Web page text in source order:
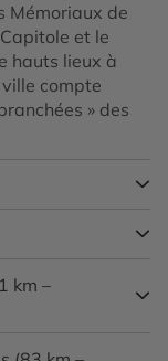
Mémoriaux de
et le
hauts lieux à
compte
» des
à pied, à
les plus
musées de
découverte des
Washington,
etc. ?
km –